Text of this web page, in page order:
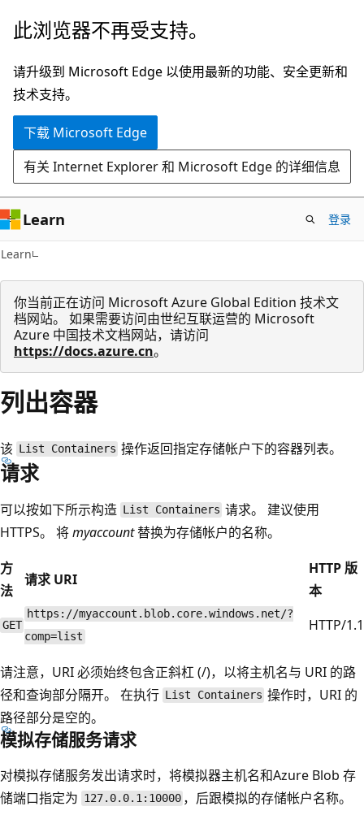
跳
主
要
内
此浏览器不再受支持。
请升级到 Microsoft Edge 以使用最新的功能、安全更新和
技术支持。
下载 Microsoft Edge
有关 Internet Explorer 和 Microsoft Edge 的详细信息
Learn 登录
Learn
你当前正在访问 Microsoft Azure Global Edition 技术文
档网站。 如果需要访问由世纪互联运营的 Microsoft
Azure 中国技术文档网站，请访问
https://docs.azure.cn。
列出容器
该 List Containers 操作返回指定存储帐户下的容器列表。
请求
可以按如下所示构造 List Containers 请求。 建议使用
HTTPS。 将myaccount替换为存储帐户的名称。
方
法
请求 URI
HTTP 版
本
GET
https://myaccount.blob.core.windows.net/?
comp=list
HTTP/1.1
请注意，URI 必须始终包含正斜杠 (/)，以将主机名与 URI 的路
径和查询部分隔开。 在执行 List Containers 操作时，URI 的
路径部分是空的。
模拟存储服务请求
对模拟存储服务发出请求时，将模拟器主机名和Azure Blob 存
储端口指定为 127.0.0.1:10000 ，后跟模拟的存储帐户名称。